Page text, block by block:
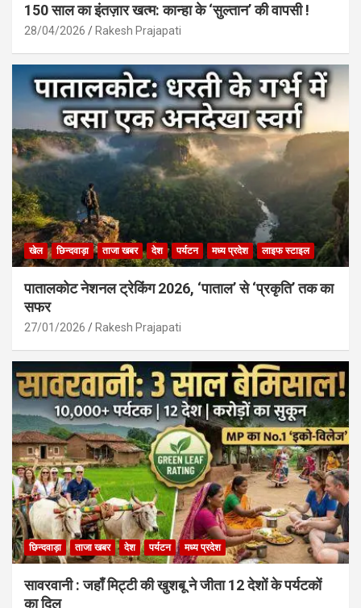
150 साल का इंतज़ार खत्म: कान्हा के ‘सुल्तान’ की वापसी !
28/04/2026 Rakesh Prajapati
खेल छिन्दवाड़ा ताजा खबर देश पर्यटन मध्य प्रदेश लाइफ स्टाइल
पातालकोट नेशनल ट्रेकिंग 2026, ‘पाताल’ से ‘प्रकृति’ तक का
सफर
27/01/2026 Rakesh Prajapati
छिन्दवाड़ा ताजा खबर देश पर्यटन मध्य प्रदेश
सावरवानी : जहाँ मिट्टी की खुशबू ने जीता 12 देशों के पर्यटकों
का दिल